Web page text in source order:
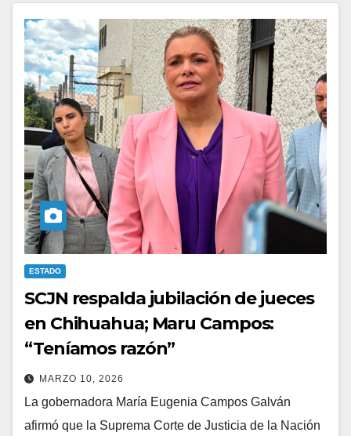
ESTADO
SCJN respalda jubilación de jueces
en Chihuahua; Maru Campos:
“Teníamos razón”
MARZO 10, 2026
La gobernadora María Eugenia Campos Galván
afirmó que la Suprema Corte de Justicia de la Nación